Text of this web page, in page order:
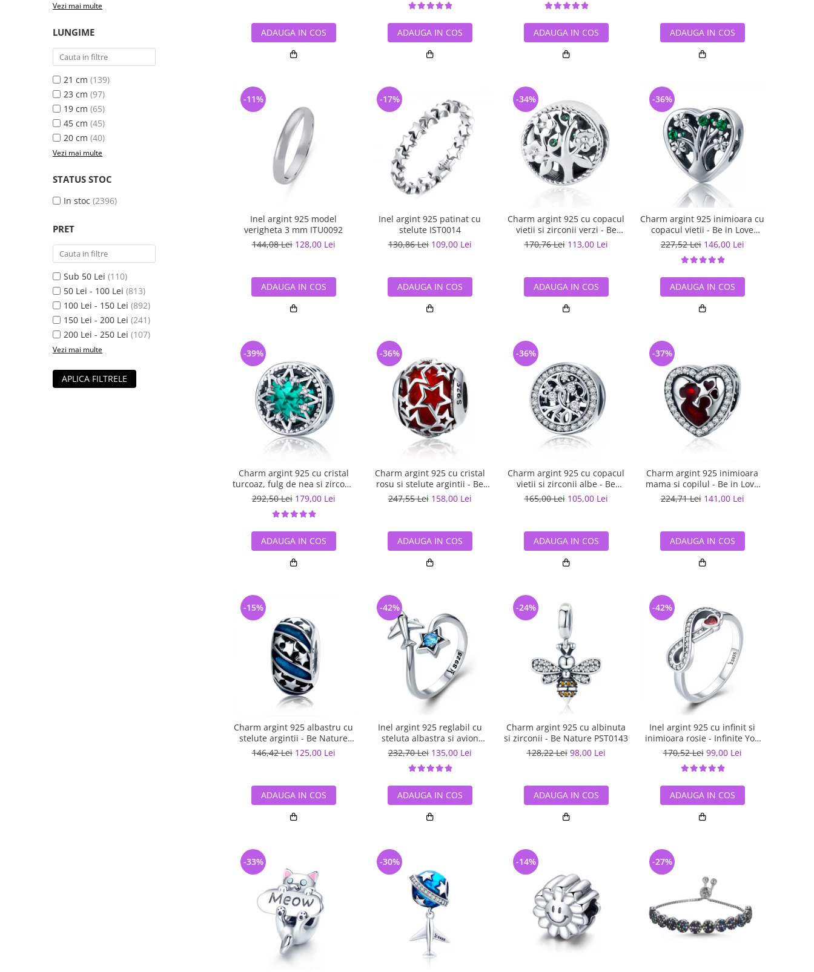
Vezi mai multe
LUNGIME
21 cm (139)
23 cm (97)
19 cm (65)
45 cm (45)
20 cm (40)
Vezi mai multe
STATUS STOC
In stoc (2396)
PRET
Sub 50 Lei (110)
50 Lei - 100 Lei (813)
100 Lei - 150 Lei (892)
150 Lei - 200 Lei (241)
200 Lei - 250 Lei (107)
Vezi mai multe
APLICA FILTRELE
ADAUGA IN COS ADAUGA IN COS ADAUGA IN COS ADAUGA IN COS
Inel argint 925 model
verigheta 3 mm ITU0092
144,08 Lei 128,00 Lei
-11%
ADAUGA IN COS
Inel argint 925 patinat cu
stelute IST0014
130,86 Lei 109,00 Lei
-17%
ADAUGA IN COS
Charm argint 925 cu copacul
vietii si zirconii verzi - Be
Nature PST0059
170,76 Lei 113,00 Lei
-34%
ADAUGA IN COS
Charm argint 925 inimioara cu
copacul vietii - Be in Love
PST0105
227,52 Lei 146,00 Lei
-36%
ADAUGA IN COS
Charm argint 925 cu cristal
turcoaz, fulg de nea si zirconii
albe - Be Nature PST0110
292,50 Lei 179,00 Lei
-39%
ADAUGA IN COS
Charm argint 925 cu cristal
rosu si stelute argintii - Be
Nature PST0115
247,55 Lei 158,00 Lei
-36%
ADAUGA IN COS
Charm argint 925 cu copacul
vietii si zirconii albe - Be
Nature PST0120
165,00 Lei 105,00 Lei
-36%
ADAUGA IN COS
Charm argint 925 inimioara
mama si copilul - Be in Love
PST0122
224,71 Lei 141,00 Lei
-37%
ADAUGA IN COS
Charm argint 925 albastru cu
stelute argintii - Be Nature
PST0123
146,42 Lei 125,00 Lei
-15%
ADAUGA IN COS
Inel argint 925 reglabil cu
steluta albastra si avion
argintiu - Be Nature IST0047
232,70 Lei 135,00 Lei
-42%
ADAUGA IN COS
Charm argint 925 cu albinuta
si zirconii - Be Nature PST0143
128,22 Lei 98,00 Lei
-24%
ADAUGA IN COS
Inel argint 925 cu infinit si
inimioara rosie - Infinite You
IST0062
170,52 Lei 99,00 Lei
-42%
ADAUGA IN COS
-33% -30% -14% -27%